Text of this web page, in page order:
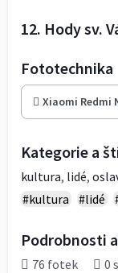
12. Hody sv.
Fototechnika
Xiaomi Redmi
Kategorie a
kultura, lidé,
#kultura
#lidé
Podrobnosti
76 fotek 0